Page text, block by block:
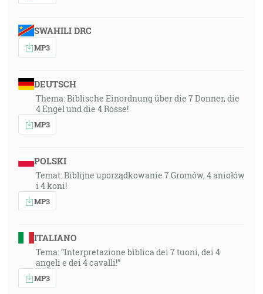
SWAHILI DRC
MP3
DEUTSCH
Thema: Biblische Einordnung über die 7 Donner, die
4 Engel und die 4 Rosse!
MP3
POLSKI
Temat: Biblijne uporządkowanie 7 Gromów, 4 aniołów
i 4 koni!
MP3
ITALIANO
Tema: “Interpretazione biblica dei 7 tuoni, dei 4
angeli e dei 4 cavalli!”
MP3